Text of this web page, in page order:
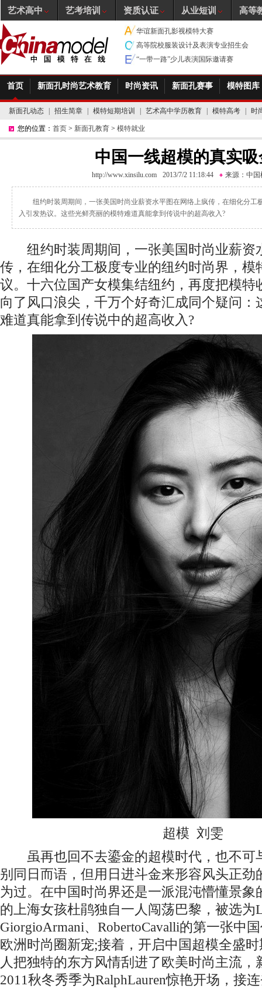
华谊新面孔影视模特大赛
高等院校服装设计及表演专业招生会
“一带一路”少儿表演国际邀请赛
首页 新面孔时尚艺术教育 时尚资讯 新面孔赛事 模特图库
新面孔动态 招生简章 模特短期培训 艺术高中学历教育 模特高考 时
您的位置： 首页 > 新面孔教育 > 模特就业
中国一线超模的真实
http://www.xinsilu.com 2013/7/2 11:18:44 来源： 中国
纽约时装周期间，一张美国时尚业薪资水平图在网络上疯传，在细化分工
入引发热议。这些光鲜亮丽的模特难道真能拿到传说中的超高收入?
纽约时装周期间，一张美国时尚业薪资
传，在细化分工极度专业的纽约时尚界，模
议。十六位国产女模集结纽约，再度把模特
向了风口浪尖，千万个好奇汇成同个疑问：
难道真能拿到传说中的超高收入?
超模 刘雯
虽再也回不去鎏金的超模时代，也不可
别同日而语，但用日进斗金来形容风头正劲
为过。在中国时尚界还是一派混沌懵懂景象
的上海女孩杜鹃独自一人闯荡巴黎，被选为
GiorgioArmani、RobertoCavalli的第一张中
欧洲时尚圈新宠;接着，开启中国超模全盛
人把独特的东方风情刮进了欧美时尚主流，
2011秋冬秀季为RalphLauren惊艳开场，接
艺术高中 艺考培训 资质认证 从业短训 高等